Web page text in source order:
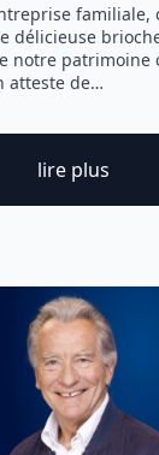
familiale,
délicieuse
notre patrimoine
atteste de…
lire plus